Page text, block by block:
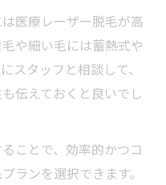
医療レーザー脱毛が高
や細い毛には蓄熱式や
スタッフと相談して、
伝えておくと良いでし
ことで、効率的かつコ
ランを選択できます。